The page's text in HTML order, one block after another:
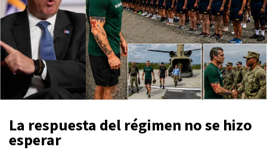
La respuesta del régimen no se hizo
esperar